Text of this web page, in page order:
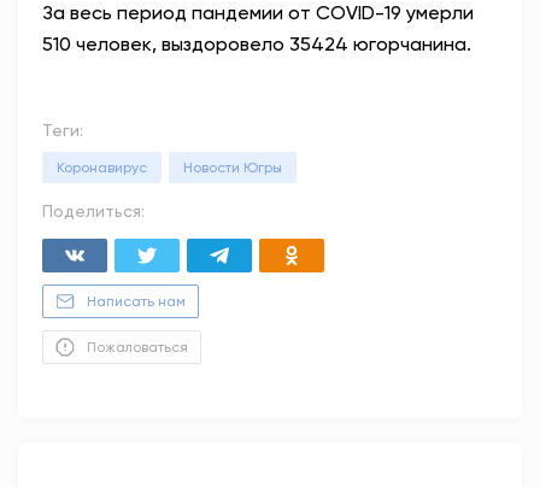
За весь период пандемии от COVID-19 умерли
510 человек, выздоровело 35424 югорчанина.
Теги:
Коронавирус Новости Югры
Поделиться:
Написать нам
Пожаловаться